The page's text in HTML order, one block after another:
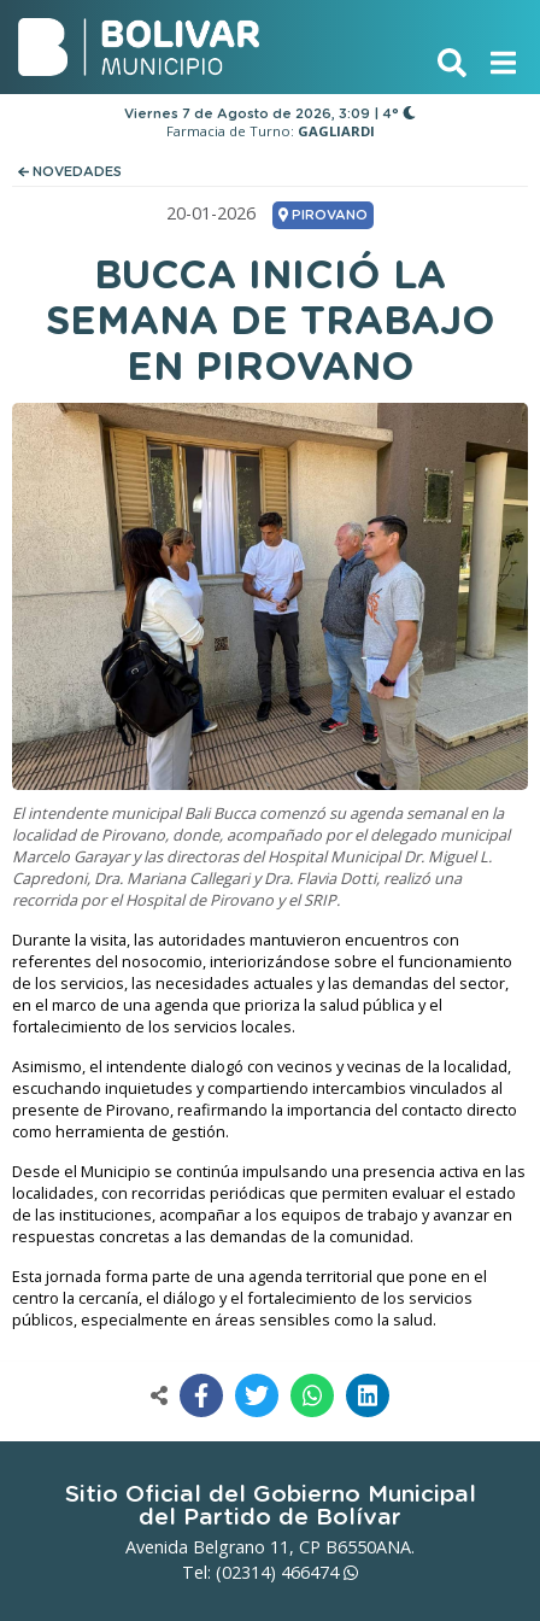
Viernes 7 de Agosto de 2026, 3:09 | 4°
Farmacia de Turno: GAGLIARDI
NOVEDADES
20-01-2026 PIROVANO
BUCCA INICIÓ LA
SEMANA DE TRABAJO
EN PIROVANO
El intendente municipal Bali Bucca comenzó su agenda semanal en la
localidad de Pirovano, donde, acompañado por el delegado municipal
Marcelo Garayar y las directoras del Hospital Municipal Dr. Miguel L.
Capredoni, Dra. Mariana Callegari y Dra. Flavia Dotti, realizó una
recorrida por el Hospital de Pirovano y el SRIP.
Durante la visita, las autoridades mantuvieron encuentros con
referentes del nosocomio, interiorizándose sobre el funcionamiento
de los servicios, las necesidades actuales y las demandas del sector,
en el marco de una agenda que prioriza la salud pública y el
fortalecimiento de los servicios locales.
Asimismo, el intendente dialogó con vecinos y vecinas de la localidad,
escuchando inquietudes y compartiendo intercambios vinculados al
presente de Pirovano, reafirmando la importancia del contacto directo
como herramienta de gestión.
Desde el Municipio se continúa impulsando una presencia activa en las
localidades, con recorridas periódicas que permiten evaluar el estado
de las instituciones, acompañar a los equipos de trabajo y avanzar en
respuestas concretas a las demandas de la comunidad.
Esta jornada forma parte de una agenda territorial que pone en el
centro la cercanía, el diálogo y el fortalecimiento de los servicios
públicos, especialmente en áreas sensibles como la salud.
Sitio Oficial del Gobierno Municipal
del Partido de Bolívar
Avenida Belgrano 11, CP B6550ANA.
Tel: (02314) 466474